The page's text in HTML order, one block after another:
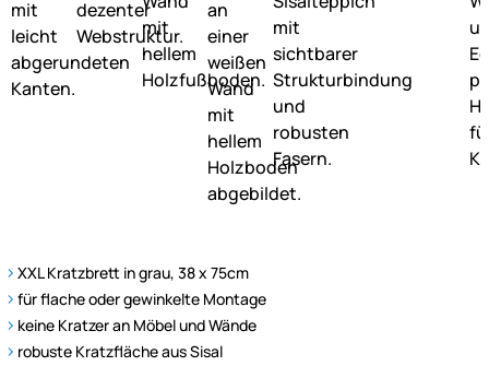
XXL Kratzbrett in grau, 38 x 75cm
für flache oder gewinkelte Montage
keine Kratzer an Möbel und Wände
robuste Kratzfläche aus Sisal